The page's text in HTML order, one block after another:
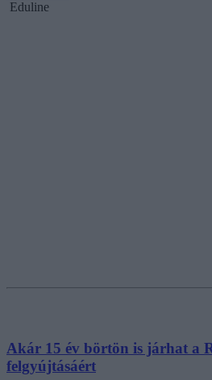
Eduline
Akár 15 év börtön is járhat a
felgyújtásáért